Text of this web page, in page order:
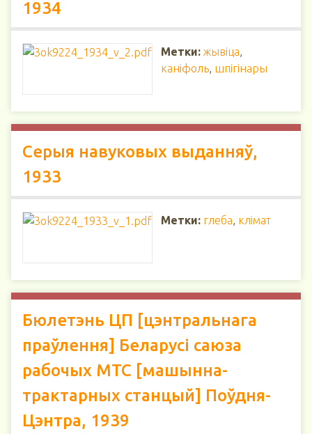
1934
Метки: жывіца,
каніфоль, шпігінары
Серыя навуковых выданняў,
1933
Метки: глеба, клімат
Бюлетэнь ЦП [цэнтральнага
праўлення] Беларусі саюза
рабочых МТС [машынна-
трактарных станцый] Поўдня-
Цэнтра, 1939